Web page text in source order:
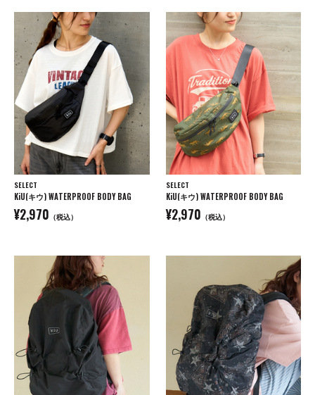
SELECT
KiU(キウ) WATERPROOF BODY BAG
¥2,970 （税込）
SELECT
KiU(キウ) WATERPROOF BODY BAG
¥2,970 （税込）